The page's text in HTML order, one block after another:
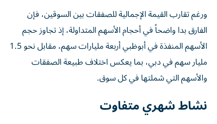
ورغم تقارب القيمة الإجمالية للصفقات بين السوقين، فإن
الفارق بدا واضحاً في أحجام الأسهم المتداولة، إذ تجاوز حجم
الأسهم المنفذة في أبوظبي أربعة مليارات سهم، مقابل نحو 1.5
مليار سهم في دبي، بما يعكس اختلاف طبيعة الصفقات
والأسهم التي شملتها في كل سوق.
نشاط شهري متفاوت